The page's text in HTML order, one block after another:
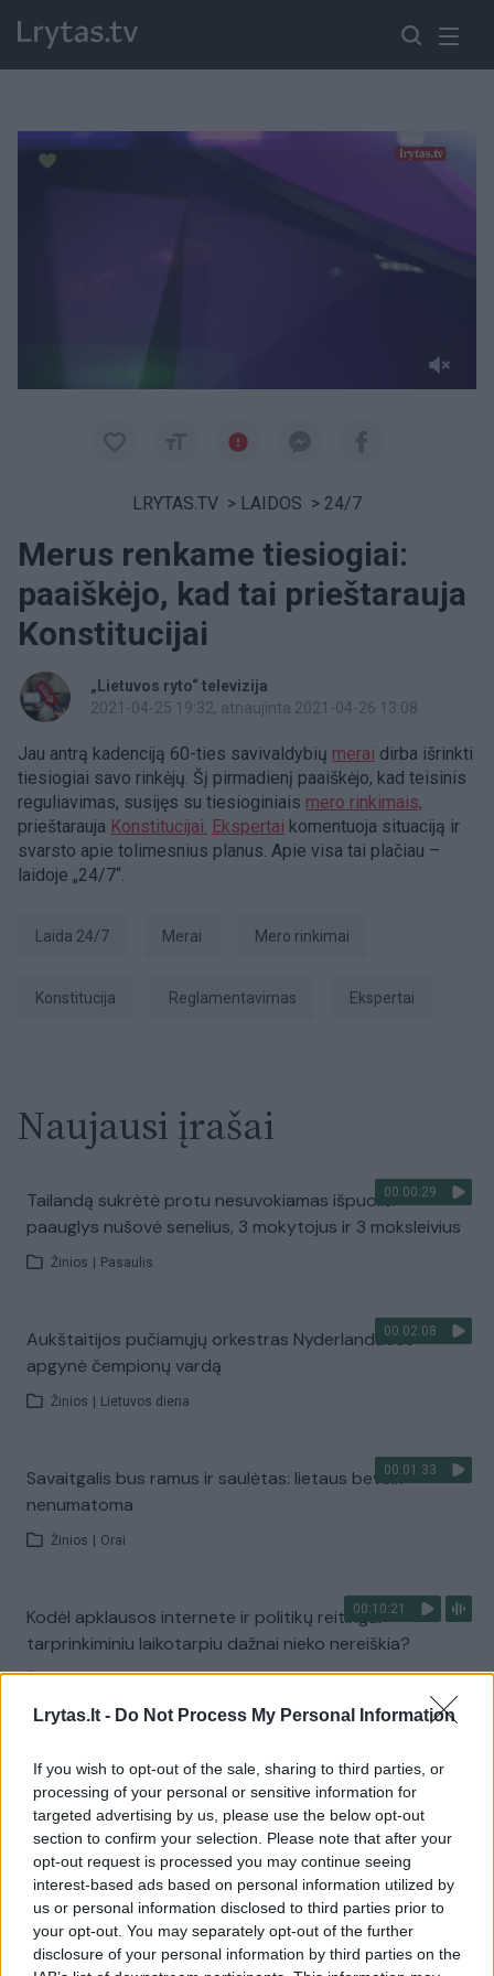
Lrytas.lt - Do Not Process My Personal Information
If you wish to opt-out of the sale, sharing to third parties, or
processing of your personal or sensitive information for
targeted advertising by us, please use the below opt-out
section to confirm your selection. Please note that after your
opt-out request is processed you may continue seeing
interest-based ads based on personal information utilized by
us or personal information disclosed to third parties prior to
your opt-out. You may separately opt-out of the further
disclosure of your personal information by third parties on the
LRYTAS.TV > LAIDOS > 24/7
Merus renkame tiesiogiai:
paaiškėjo, kad tai prieštarauja
Konstitucijai
„Lietuvos ryto“ televizija
2021-04-25 19:32, atnaujinta 2021-04-26 13:08
Jau antrą kadenciją 60-ties savivaldybių merai dirba išrinkti
tiesiogiai savo rinkėjų. Šį pirmadienį paaiškėjo, kad teisinis
reguliavimas, susijęs su tiesioginiais mero rinkimais,
prieštarauja Konstitucijai. Ekspertai komentuoja situaciją ir
svarsto apie tolimesnius planus. Apie visa tai plačiau –
laidoje „24/7“.
Laida 24/7 Merai mero rinkimai
Konstitucija reglamentavimas ekspertai
Naujausi įrašai
00:00:29
Tailandą sukrėtė protu nesuvokiamas išpuolis:
paauglys nušovė senelius, 3 mokytojus ir 3 moksleivius
Žinios Pasaulis
00:02:08
Aukštaitijos pučiamųjų orkestras Nyderlanduose
apgynė čempionų vardą
Žinios Lietuvos diena
00:01:33
Savaitgalis bus ramus ir saulėtas: lietaus beveik
nenumatoma
Žinios Orai
00:10:21
Kodėl apklausos internete ir politikų reitingai
tarprinkiminiu laikotarpiu dažnai nieko nereiškia?
Laidos | Informacinis skydas
Žiūrimiausi įrašai
00:00:30
Vaizdai iš tragiškos avarijos Vilniaus r.: dviejų moterų ir
vaiko gyvybių išgelbėti nepavyko